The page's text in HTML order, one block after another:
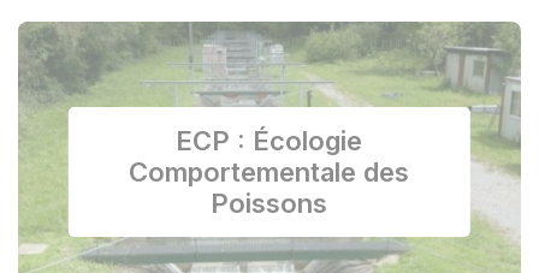
ECP : Écologie
Comportementale des
Poissons